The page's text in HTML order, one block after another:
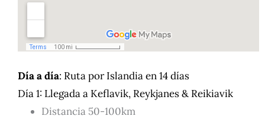
Día a día: Ruta por Islandia en 14 días
Día 1: Llegada a Keflavik, Reykjanes & Reikiavik
Distancia 50-100km